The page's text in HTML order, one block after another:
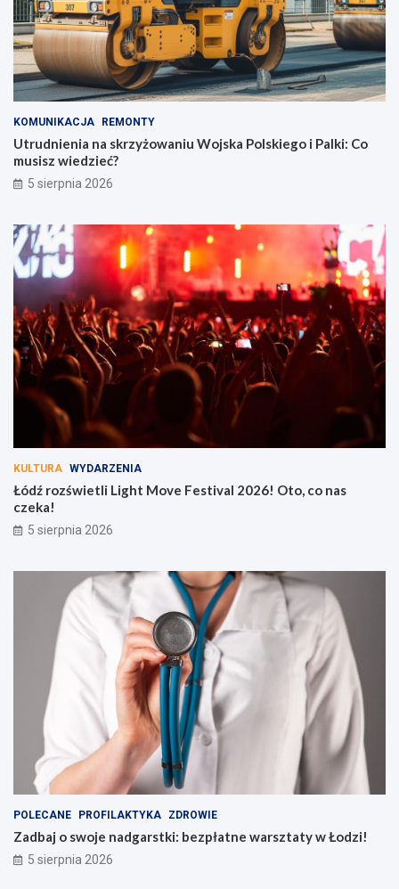
KOMUNIKACJA REMONTY
Utrudnienia na skrzyżowaniu Wojska Polskiego i Palki: Co
musisz wiedzieć?
5 sierpnia 2026
KULTURA WYDARZENIA
Łódź rozświetli Light Move Festival 2026! Oto, co nas
czeka!
5 sierpnia 2026
POLECANE PROFILAKTYKA ZDROWIE
Zadbaj o swoje nadgarstki: bezpłatne warsztaty w Łodzi!
5 sierpnia 2026